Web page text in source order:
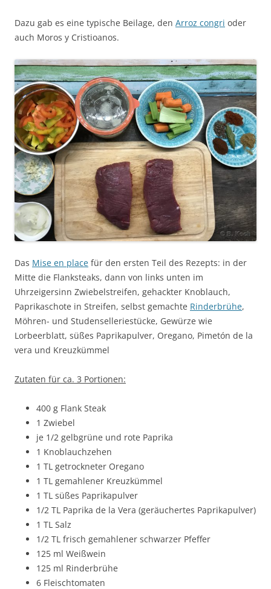
Dazu gab es eine typische Beilage, den Arroz congri oder
auch Moros y Cristioanos.
Das Mise en place für den ersten Teil des Rezepts: in der
Mitte die Flanksteaks, dann von links unten im
Uhrzeigersinn Zwiebelstreifen, gehackter Knoblauch,
Paprikaschote in Streifen, selbst gemachte Rinderbrühe,
Möhren- und Studenselleriestücke, Gewürze wie
Lorbeerblatt, süßes Paprikapulver, Oregano, Pimetón de la
vera und Kreuzkümmel
Zutaten für ca. 3 Portionen:
400 g Flank Steak
1 Zwiebel
je 1/2 gelbgrüne und rote Paprika
1 Knoblauchzehen
1 TL getrockneter Oregano
1 TL gemahlener Kreuzkümmel
1 TL süßes Paprikapulver
1/2 TL Paprika de la Vera (geräuchertes Paprikapulver)
1 TL Salz
1/2 TL frisch gemahlener schwarzer Pfeffer
125 ml Weißwein
125 ml Rinderbrühe
6 Fleischtomaten